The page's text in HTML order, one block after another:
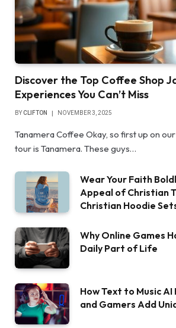
Discover the Top Coffee Shop
Experiences You Can’t Miss
BYCLIFTON NOVEMBER 3, 2025
Tanamera Coffee Okay, so first up on
tour is Tanamera. These guys…
Wear Your Faith
Appeal of Christian
Christian Hoodie
Why Online Games
Daily Part of Life
How Text to Music
and Gamers Add